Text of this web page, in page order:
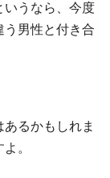
いうなら、今度
う男性と付き合
るかもしれま
。